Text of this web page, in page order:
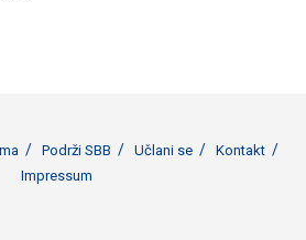
Podrži SBB Učlani se
Kontakt
Impressum